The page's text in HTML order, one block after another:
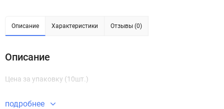
Описание Характеристики Отзывы (0)
Описание
Цена за упаковку (10шт.)
подробнее